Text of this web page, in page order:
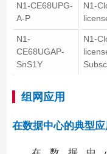
N1-CE68UPG-
A-P
N1-
N1-
CE68UGAP-
SnS1Y
N1-
组网应用
在数据中心的典型应